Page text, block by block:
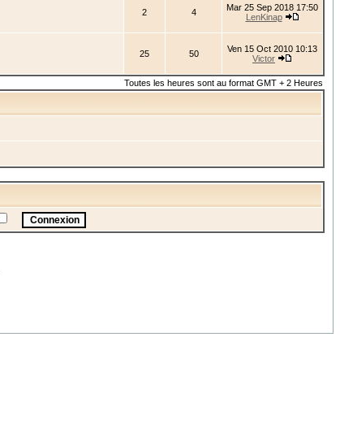
2 4
Mar 25 Sep 2018 17:50
LenKinap
25 50
Ven 15 Oct 2010 10:13
Victor
Toutes les heures sont au format GMT + 2 Heures